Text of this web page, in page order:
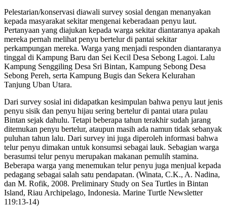
Pelestarian/konservasi diawali survey sosial dengan menanyakan
kepada masyarakat sekitar mengenai keberadaan penyu laut.
Pertanyaan yang diajukan kepada warga sekitar diantaranya apakah
mereka pernah melihat penyu bertelur di pantai sekitar
perkampungan mereka. Warga yang menjadi responden diantaranya
tinggal di Kampung Baru dan Sei Kecil Desa Sebong Lagoi. Lalu
Kampung Senggiling Desa Sri Bintan, Kampung Sebong Desa
Sebong Pereh, serta Kampung Bugis dan Sekera Kelurahan
Tanjung Uban Utara.
Dari survey sosial ini didapatkan kesimpulan bahwa penyu laut jenis
penyu sisik dan penyu hijau sering bertelur di pantai utara pulau
Bintan sejak dahulu. Tetapi beberapa tahun terakhir sudah jarang
ditemukan penyu bertelur, ataupun masih ada namun tidak sebanyak
puluhan tahun lalu. Dari survey ini juga diperoleh informasi bahwa
telur penyu dimakan untuk konsumsi sebagai lauk. Sebagian warga
berasumsi telur penyu merupakan makanan pemulih stamina.
Beberapa warga yang menemukan telur penyu juga menjual kepada
pedagang sebagai salah satu pendapatan. (Winata, C.K., A. Nadina,
dan M. Rofik, 2008. Preliminary Study on Sea Turtles in Bintan
Island, Riau Archipelago, Indonesia. Marine Turtle Newsletter
119:13-14)